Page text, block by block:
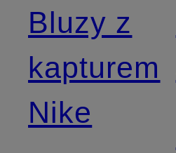
Bluzy z
kapturem
Nike